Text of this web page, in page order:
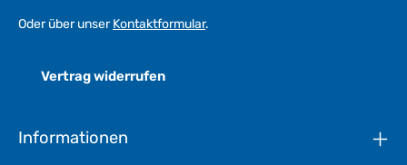
Oder über unserKontaktformular.
Vertrag widerrufen
Informationen